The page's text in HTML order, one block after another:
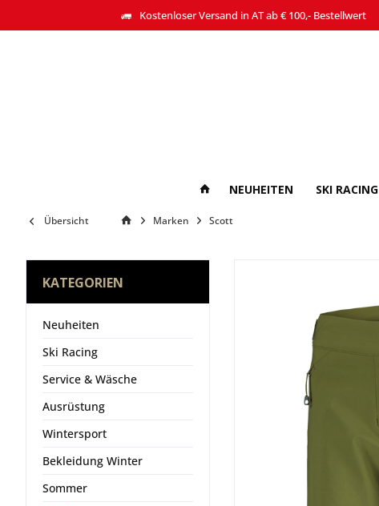
Kostenloser Versand in AT ab € 100,- Bestellwert
NEUHEITEN SKI RACING
Übersicht Marken Scott
KATEGORIEN
Neuheiten
Ski Racing
Service & Wäsche
Ausrüstung
Wintersport
Bekleidung Winter
Sommer